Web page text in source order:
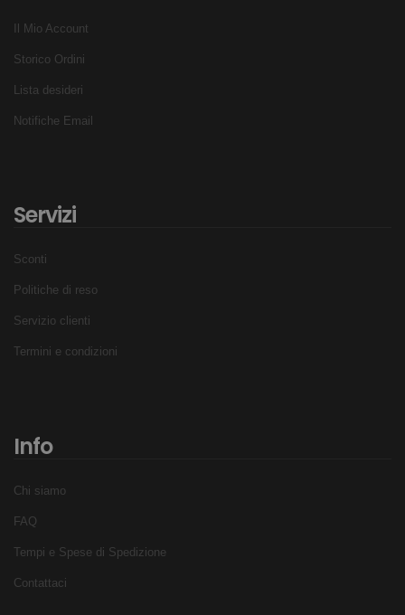
Il Mio Account
Storico Ordini
Lista desideri
Notifiche Email
Servizi
Sconti
Politiche di reso
Servizio clienti
Termini e condizioni
Info
Chi siamo
FAQ
Tempi e Spese di Spedizione
Contattaci